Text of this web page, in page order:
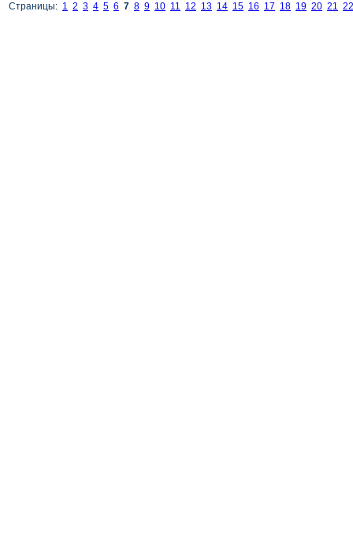
Страницы: 1 2 3 4 5 6 7 8 9 10 11 12 13 14 15 16 17 18 19 20 21 22